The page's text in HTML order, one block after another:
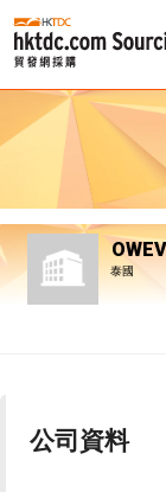
泰國
公司資料